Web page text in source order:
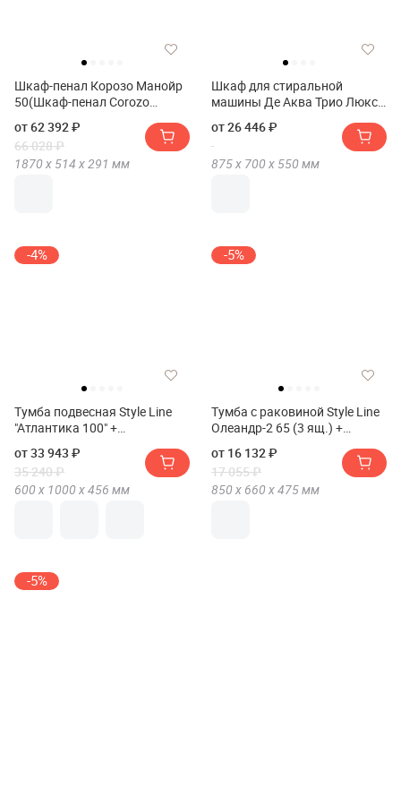
Шкаф-пенал Корозо Манойр
50(Шкаф-пенал Corozo
от 62 392 ₽
66 028 ₽
1870 х 514 х291 мм
Шкаф для стиральной
машины Де Аква Трио Люкс
машины De Aqua Трио Люкс
70)
от 26 446 ₽
875 х 700 х 550 мм
-4%
Тумба подвесная Style Line
"Атлантика 100" +
от 33 943 ₽
35 240 ₽
600 х 1000 х456 мм
-5%
Тумба с раковиной Style Line
Олеандр-2 65 (3 ящ.) +
от 16 132 ₽
17 055 ₽
850 х 660 х475мм
-5%